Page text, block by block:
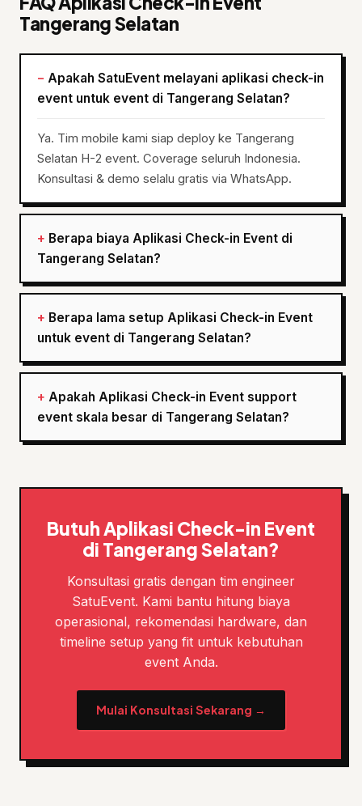
Tangerang Selatan
Apakah SatuEvent melayani aplikasi check-in
event untuk event di Tangerang Selatan?
Ya. Tim mobile kami siap deploy ke Tangerang
Selatan H-2 event. Coverage seluruh Indonesia.
Konsultasi & demo selalu gratis via WhatsApp.
Berapa biaya Aplikasi Check-in Event di
Tangerang Selatan?
Berapa lama setup Aplikasi Check-in Event
untuk event di Tangerang Selatan?
Apakah Aplikasi Check-in Event support
event skala besar di Tangerang Selatan?
Butuh Aplikasi Check-in Event
di Tangerang Selatan?
Konsultasi gratis dengan tim engineer
SatuEvent. Kami bantu hitung biaya
operasional, rekomendasi hardware, dan
timeline setup yang fit untuk kebutuhan
event Anda.
Mulai Konsultasi Sekarang →